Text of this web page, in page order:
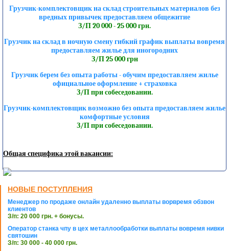
Грузчик-комплектовщик на склад строительных материалов без
вредных привычек предоставляем общежитие
З/П 20 000 - 25 000 грн.
Грузчик на склад в ночную смену гибкий график выплаты вовремя
предоставляем жилье для иногородних
З/П 25 000 грн
Грузчик берем без опыта работы - обучим предоставляем жилье
официальное оформление + страховка
З/П при собеседовании.
Грузчик-комплектовщик возможно без опыта предоставляем жилье
комфортные условия
З/П при собеседовании.
Общая специфика этой вакансии:
НОВЫЕ ПОСТУПЛЕНИЯ
Менеджер по продаже онлайн удаленно выплаты ворвремя обзвон
клиентов
З/п: 20 000 грн. + бонусы.
Оператор станка чпу в цех металлообработки выплаты вовремя нивки
святошин
З/п: 30 000 - 40 000 грн.